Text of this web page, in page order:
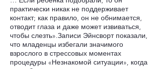
практически никак не поддерживает
контакт; как правило, он не обнимается,
отводит глаза и даже может извиваться,
чтобы слезть».Записи Эйнсворт показали,
что младенцы избегали значимого
взрослого в стрессовых моментах
процедуры «Незнакомой ситуации», когда